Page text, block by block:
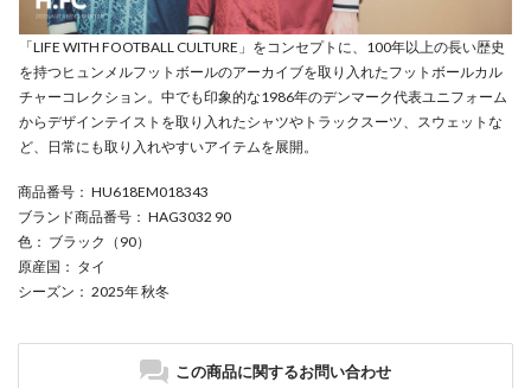
「LIFE WITH FOOTBALL CULTURE」をコンセプトに、100年以上の長い歴史
を持つヒュンメルフットボールのアーカイブを取り入れたフットボールカル
チャーコレクション。中でも印象的な1986年のデンマーク代表ユニフォーム
からデザインテイストを取り入れたシャツやトラックスーツ、スウェットな
ど、日常にも取り入れやすいアイテムを展開。
商品番号 ： HU618EM018343
ブランド商品番号 ： HAG3032 90
色 ： ブラック（90）
原産国 ： タイ
シーズン ： 2025年 秋冬
この商品に関するお問い合わせ